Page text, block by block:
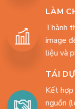
LÀM
Thành
image
liệu và
TÁI
Kết hợp
nguồn